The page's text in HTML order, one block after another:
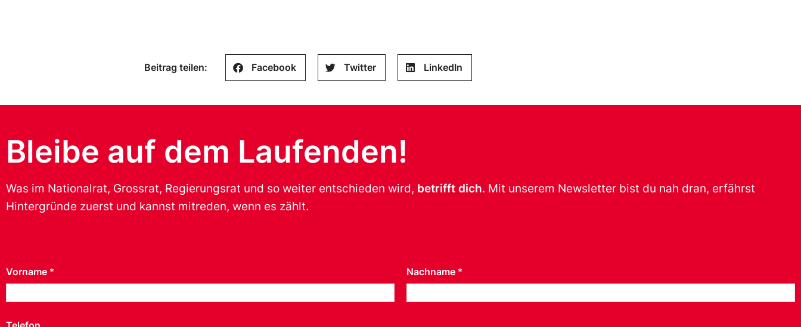
Beitrag teilen: Facebook Twitter LinkedIn
Bleibe auf dem Laufenden!
Was im Nationalrat, Grossrat, Regierungsrat und so weiter entschieden wird, betrifft dich. Mit unserem Newsletter bist du nah dran, erfährst
Hintergründe zuerst und kannst mitreden, wenn es zählt.
Vorname * Nachname *